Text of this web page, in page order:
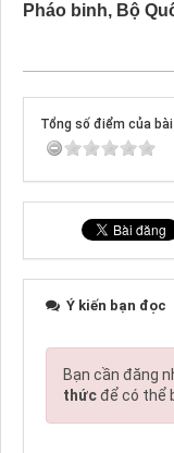
Pháo binh, Bộ
Tổng số điểm của
Ý kiến bạn đọc
Bạn cần đăng
thứcđể có thể